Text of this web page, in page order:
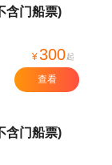
含门船票)
¥300起
查看
含门船票)